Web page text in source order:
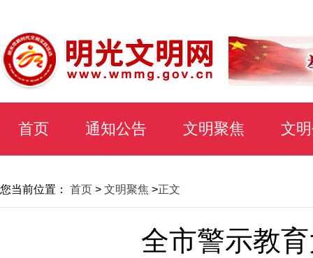
首页 通知公告 文明聚焦 文
您当前位置： 首页 > 文明聚焦 >正文
全市警示教